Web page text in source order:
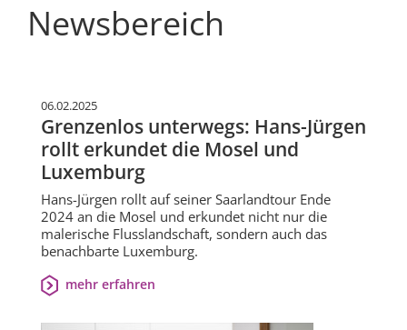
Newsbereich
06.02.2025
Grenzenlos unterwegs: Hans-Jürgen
rollt erkundet die Mosel und
Luxemburg
Hans-Jürgen rollt auf seiner Saarlandtour Ende
2024 an die Mosel und erkundet nicht nur die
malerische Flusslandschaft, sondern auch das
benachbarte Luxemburg.
mehr erfahren